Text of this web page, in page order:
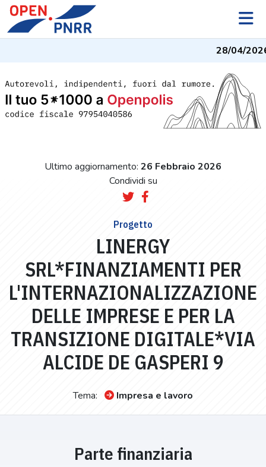
28/04/2026
Ultimo aggiornamento: 26 Febbraio 2026
Condividi su
Progetto
LINERGY
SRL*FINANZIAMENTI PER
L'INTERNAZIONALIZZAZIONE
DELLE IMPRESE E PER LA
TRANSIZIONE DIGITALE*VIA
ALCIDE DE GASPERI 9
Tema: Impresa e lavoro
Parte finanziaria